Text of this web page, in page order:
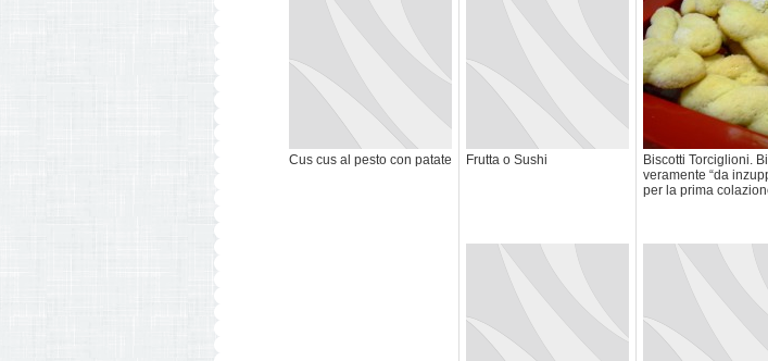
Cus cus al pesto con patate Frutta o Sushi
Biscotti Torciglioni.
veramente “da
per la prima